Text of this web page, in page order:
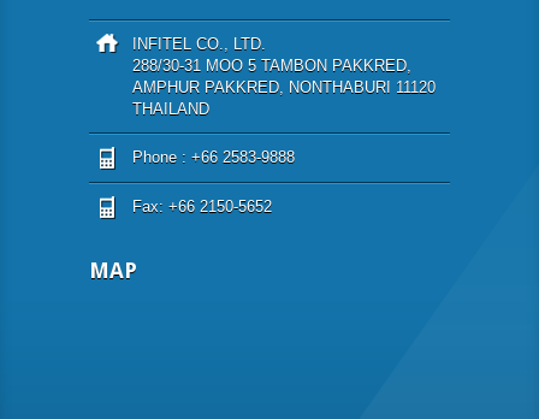
INFITEL CO., LTD.
288/30-31 MOO 5 TAMBON PAKKRED,
AMPHUR PAKKRED, NONTHABURI 11120
THAILAND
Phone : +66 2583-9888
Fax: +66 2150-5652
MAP